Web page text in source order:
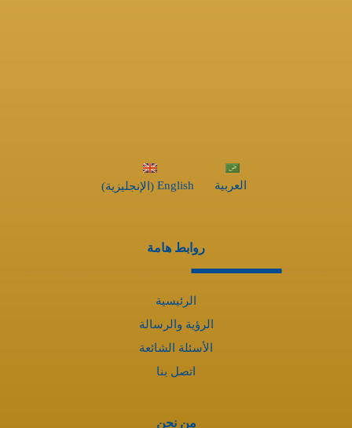
العربية English
(الإنجليزية)
روابط هامة
الرئيسية
الرؤية والرسالة
الأسئلة الشائعة
اتصل بنا
من نحن